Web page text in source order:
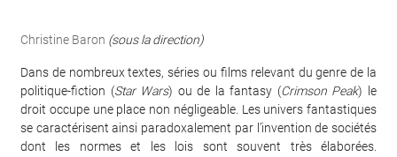
Christine Baron (sous la direction)
Dans de nombreux textes, séries ou films relevant du genre de la
politique-fiction (Star Wars) ou de la fantasy (Crimson Peak) le
droit occupe une place non négligeable. Les univers fantastiques
se caractérisent ainsi paradoxalement par l’invention de sociétés
dont les normes et les lois sont souvent très élaborées.